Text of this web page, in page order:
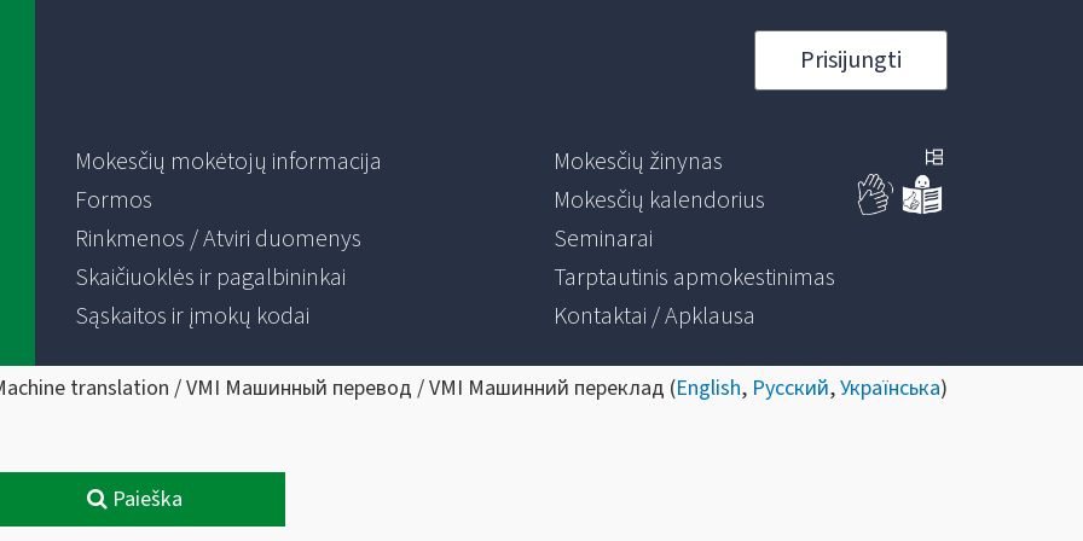
Prisijungti
Mokesčių mokėtojų informacija
Formos
Rinkmenos / Atviri duomenys
Skaičiuoklės ir pagalbininkai
Sąskaitos ir įmokų kodai
Mokesčių žinynas
Mokesčių kalendorius
Seminarai
Tarptautinis apmokestinimas
Kontaktai / Apklausa
translation / VMI Машинный перевод / VMI Машинний переклад (English, Русский,Українська)
Paieška